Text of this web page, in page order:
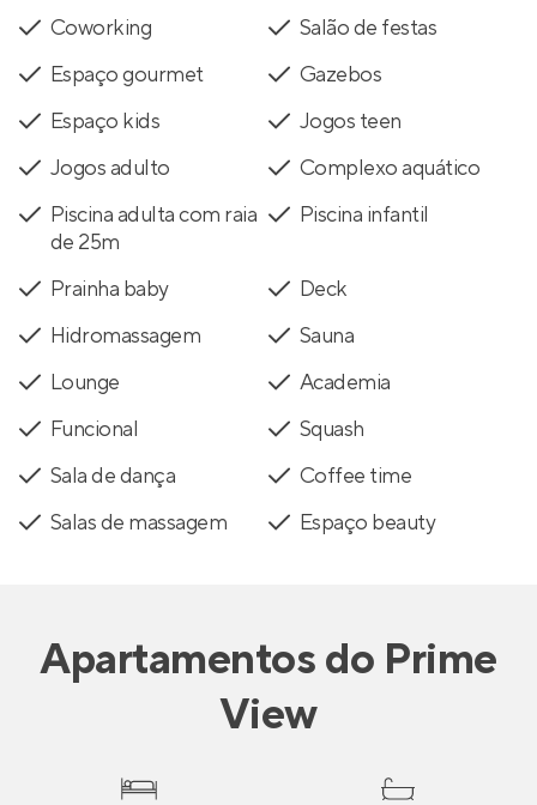
Coworking
Salão de festas
Espaço gourmet
Gazebos
Espaço kids
Jogos teen
Jogos adulto
Complexo aquático
Piscina adulta com raia
de 25m
Piscina infantil
Prainha baby
Deck
Hidromassagem
Sauna
Lounge
Academia
Funcional
Squash
Sala de dança
Coffee time
Salas de massagem
Espaço beauty
Apartamentosdo Prime
View